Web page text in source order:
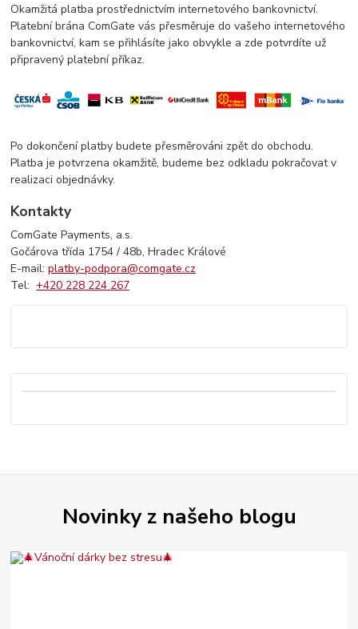
Okamžitá platba prostřednictvím internetového bankovnictví.
Platební brána ComGate vás přesměruje do vašeho internetového
bankovnictví, kam se přihlásíte jako obvykle a zde potvrdíte už
připravený platební příkaz.
Po dokončení platby budete přesměrováni zpět do obchodu.
Platba je potvrzena okamžitě, budeme bez odkladu pokračovat v
realizaci objednávky.
Kontakty
ComGate Payments, a.s.
Gočárova třída 1754 / 48b, Hradec Králové
E-mail:platby-podpora@comgate.cz
Tel:+420 228 224 267
Novinky z našeho blogu